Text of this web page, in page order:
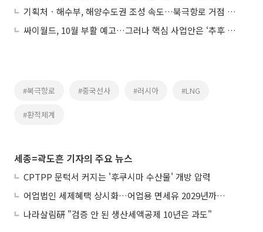
기획처ㆍ해수부, 해양수도권 조성 속도…북극항로 거점 전략 본격화
싸이월드, 10월 부활 예고…그러나 핵심 사업안은 ‘추후 공개’
#북극항로 #중국선사 #러시아 #LNG
#환적체계
세종=곽도흔 기자의 주요 뉴스
CPTPP 문턱서 커지는 '후쿠시마 수산물' 개방 압력
어업법인 세제혜택 상시화…어업용 면세유 2029년까지 연장
나라살림硏 "검증 안 된 생산세액공제 10년은 과도"